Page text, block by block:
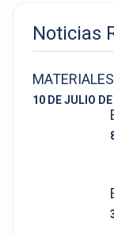
Noticias
10 DE JULIO